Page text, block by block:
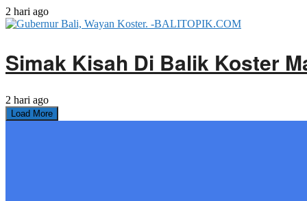
2 hari ago
Simak Kisah Di Balik Koster
2 hari ago
Load More